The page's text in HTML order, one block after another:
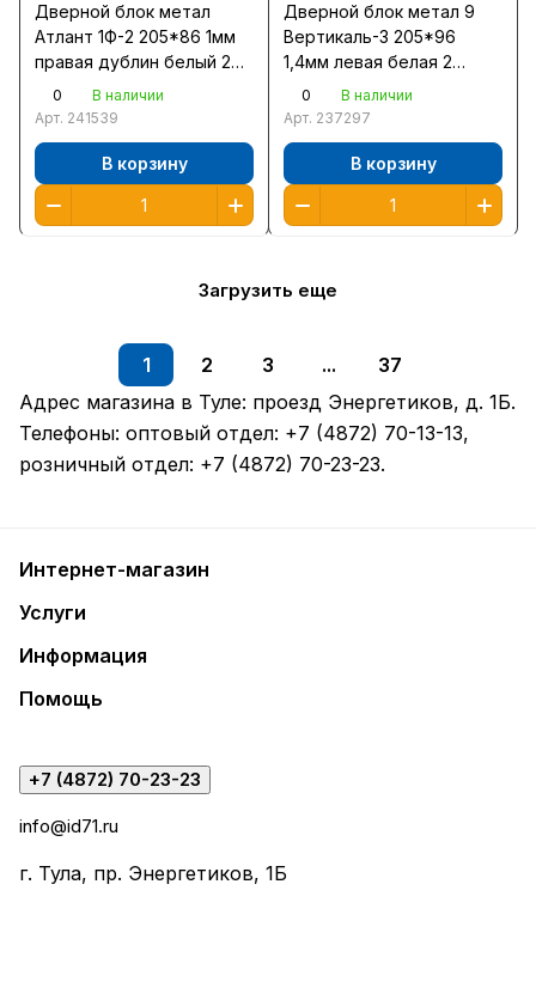
Дверной блок метал
Атлант 1Ф-2 205*86 1мм
правая дублин белый 2
замка
0
В наличии
Арт. 241539
В корзину
Дверной блок метал 9
Вертикаль-3 205*96
1,4мм левая белая 2
замка
0
В наличии
Арт. 237297
В корзину
Загрузить еще
1 2 3 ...
37
Адрес магазина в Туле: проезд Энергетиков, д. 1Б.
Телефоны: оптовый отдел: +7 (4872) 70-13-13,
розничный отдел: +7 (4872) 70-23-23.
Интернет-магазин
Услуги
Информация
Помощь
+7 (4872) 70-23-23
info@id71.ru
г. Тула, пр. Энергетиков, 1Б